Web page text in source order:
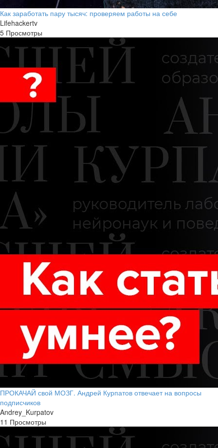
Как заработать пару тысяч: проверяем работы на себе
Lifehackertv
5 Просмотры
ПРОКАЧАЙ свой МОЗГ. Андрей Курпатов отвечает на вопросы
подписчиков
Andrey_Kurpatov
11 Просмотры